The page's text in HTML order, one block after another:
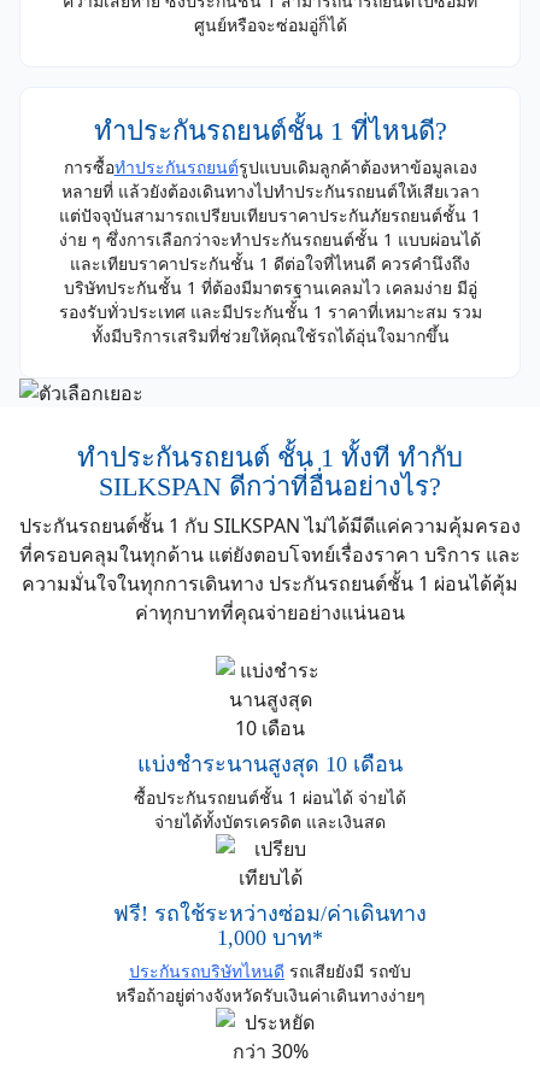
ศูนย์หรือจะซ่อมอู่ก็ได้
ทำประกันรถยนต์ชั้น 1 ที่ไหนดี?
การซื้อทำประกันรถยนต์รูปแบบเดิมลูกค้าต้องหาข้อมูลเอง
หลายที่ แล้วยังต้องเดินทางไปทำประกันรถยนต์ให้เสียเวลา
แต่ปัจจุบันสามารถเปรียบเทียบราคาประกันภัยรถยนต์ชั้น 1
ง่าย ๆ ซึ่งการเลือกว่าจะทำประกันรถยนต์ชั้น 1 แบบผ่อนได้
และเทียบราคาประกันชั้น 1 ดีต่อใจที่ไหนดี ควรคำนึงถึง
บริษัทประกันชั้น 1 ที่ต้องมีมาตรฐานเคลมไว เคลมง่าย มีอู่
รองรับทั่วประเทศ และมีประกันชั้น 1 ราคาที่เหมาะสม รวม
ทั้งมีบริการเสริมที่ช่วยให้คุณใช้รถได้อุ่นใจมากขึ้น
ทำประกันรถยนต์ ชั้น 1 ทั้งที ทำกับ
SILKSPAN ดีกว่าที่อื่นอย่างไร?
ประกันรถยนต์ชั้น 1 กับ SILKSPAN ไม่ได้มีดีแค่ความคุ้มครอง
ที่ครอบคลุมในทุกด้าน แต่ยังตอบโจทย์เรื่องราคา บริการ และ
ความมั่นใจในทุกการเดินทาง ประกันรถยนต์ชั้น 1 ผ่อนได้คุ้ม
ค่าทุกบาทที่คุณจ่ายอย่างแน่นอน
แบ่งชำระนานสูงสุด 10 เดือน
ซื้อประกันรถยนต์ชั้น 1 ผ่อนได้ จ่ายได้
จ่ายได้ทั้งบัตรเครดิต และเงินสด
ฟรี! รถใช้ระหว่างซ่อม/ค่าเดินทาง
1,000 บาท*
ประกันรถบริษัทไหนดี รถเสียยังมี รถขับ
หรือถ้าอยู่ต่างจังหวัดรับเงินค่าเดินทางง่ายๆ